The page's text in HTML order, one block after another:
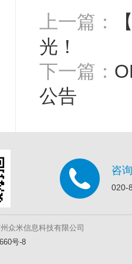
上一篇：
光！
下一篇：
公告
咨
020-
众米信息科技有限公司
号-8